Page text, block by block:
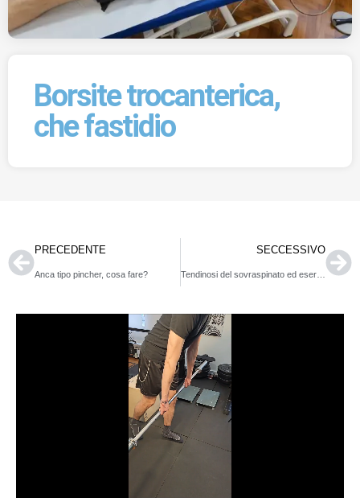
Borsite trocanterica,
che fastidio
PRECEDENTE
Anca tipo pincher, cosa fare?
SECCESSIVO
Tendinosi del sovraspinato ed esercizio terapeutico